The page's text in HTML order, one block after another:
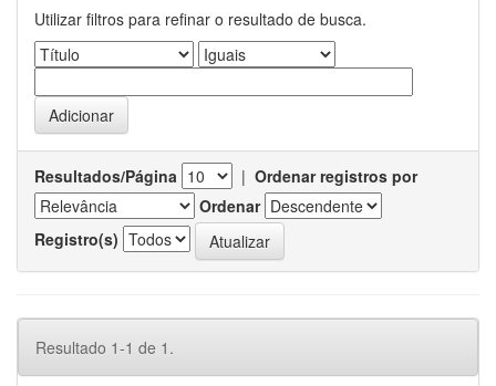
Utilizar filtros para refinar o resultado de busca.
Resultados/Página | Ordenar registros por
Ordenar
Registro(s)
Resultado 1-1 de 1.